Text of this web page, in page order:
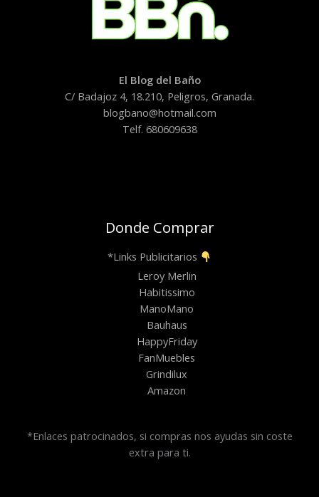
El Blog del Baño
C/ Badajoz 4, 18.210, Peligros, Granada.
blogbano@hotmail.com
Telf. 680609638
Donde Comprar
*Links Publicitarios
Leroy Merlin
Habitissimo
ManoMano
Bauhaus
HappyFriday
FanMuebles
Grindilux
Amazon
*Enlaces patrocinados, si compras nos ayudas sin coste
extra para ti.